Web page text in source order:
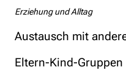
Erziehung und Alltag
Austausch mit
Eltern-Kind-Gruppen